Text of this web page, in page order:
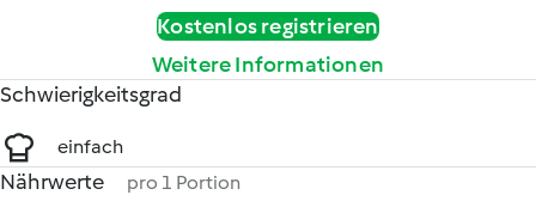
Kostenlos registrieren
Weitere Informationen
Schwierigkeitsgrad
einfach
Nährwerte pro 1 Portion